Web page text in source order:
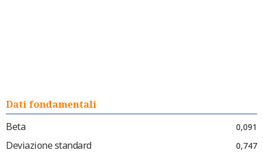
Dati fondamentali
Beta
0,091
Deviazione standard 0,747